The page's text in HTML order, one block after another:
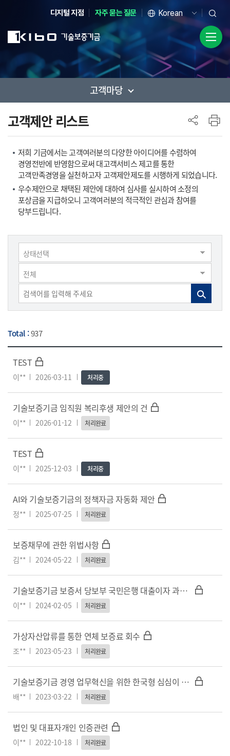
디지털 지점 자주 묻는 질문
사이드 메뉴
고객마당
고객제안 리스트
저희 기금에서는 고객여러분의 다양한 아이디어를 수렴하여
경영전반에 반영함으로써 대고객서비스 제고를 통한
고객만족경영을 실천하고자 고객제안제도를 시행하게 되었습니다.
우수제안으로 채택된 제안에 대하여 심사를 실시하여 소정의
포상금을 지급하오니 고객여러분의 적극적인 관심과 참여를
당부드립니다.
상태선택
전체
Total :937
TEST
이** 2026-03-11 처리중
기술보증기금 임직원 복리후생 제안의 건
이** 2026-01-12 처리완료
TEST
이** 2025-12-03 처리중
AI와 기술보증기금의 정책자금 자동화 제안
정** 2025-07-25 처리완료
보증채무에 관한 위법사항
김** 2024-05-22 처리완료
기술보증기금 보증서 당보부 국민은행 대출이자 과다징구 및 대환대출 제도 활용필요 제안
이** 2024-02-05 처리완료
가상자산압류를 통한 연체 보증료 회수
조** 2023-05-23 처리완료
기술보증기금 경영 업무혁신을 위한 한국형 심심이 챗GPT PE 서비스 제안
배** 2023-03-22 처리완료
법인 및 대표자개인 인증관련
이** 2022-10-18 처리완료